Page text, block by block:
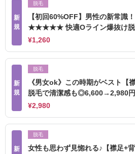
新
規
脱毛
【初回60%OFF】男性の新常識
★★★★★ 快適Oライン爆抜け脱
¥1,260
新
規
脱毛
《男女ok》この時期がベスト【
脱毛で清潔感も◎6,600→2,980円
¥2,980
新
脱毛
女性も思わず見惚れる♪【襟足+